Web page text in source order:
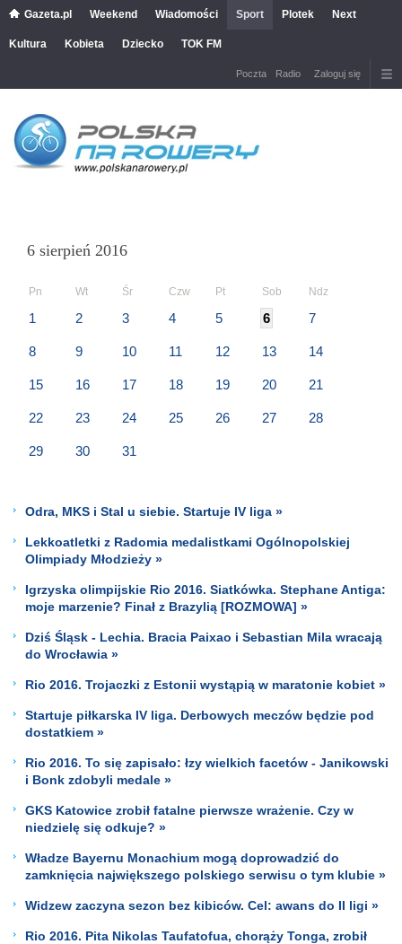
Gazeta.pl Weekend Wiadomości Sport Plotek Next
Kultura Kobieta Dziecko TOK FM
Poczta Radio Zaloguj się
6 sierpień 2016
Pn Wt Śr Czw Pt Sob Ndz
1 2 3 4 5 6 7
8 9 10 11 12 13 14
15 16 17 18 19 20 21
22 23 24 25 26 27 28
29 30 31
Odra, MKS i Stal u siebie. Startuje IV liga »
Lekkoatletki z Radomia medalistkami Ogólnopolskiej
Olimpiady Młodzieży »
Igrzyska olimpijskie Rio 2016. Siatkówka. Stephane Antiga:
moje marzenie? Finał z Brazylią [ROZMOWA] »
Dziś Śląsk - Lechia. Bracia Paixao i Sebastian Mila wracają
do Wrocławia »
Rio 2016. Trojaczki z Estonii wystąpią w maratonie kobiet »
Startuje piłkarska IV liga. Derbowych meczów będzie pod
dostatkiem »
Rio 2016. To się zapisało: łzy wielkich facetów - Janikowski
i Bonk zdobyli medale »
GKS Katowice zrobił fatalne pierwsze wrażenie. Czy w
niedzielę się odkuje? »
Władze Bayernu Monachium mogą doprowadzić do
zamknięcia największego polskiego serwisu o tym klubie »
Widzew zaczyna sezon bez kibiców. Cel: awans do II ligi »
Rio 2016. Pita Nikolas Taufatofua, chorąży Tonga, zrobił